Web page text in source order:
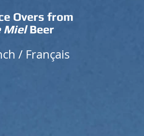
Overs from
MielBeer
/ Français